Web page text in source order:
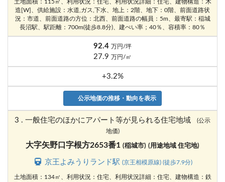
土地面積：115㎡、利用状況：住宅、利用状況詳細：住宅、建物構造：木
造[W]、供給施設：水道,ガス,下水、地上：2階、地下：0階、前面道路状
況：市道、前面道路の方位：北西、前面道路の幅員：5m、最寄駅：稲城
長沼駅、駅距離：700m(徒歩8.8分)、建ぺい率；40％、容積率：80％
92.4 万円/坪
27.9 万円/㎡
+3.2%
公示地価の推移・動向を表示
3 . 一般住宅のほかにアパート等が見られる住宅地域
(公示
地価)
大字矢野口字根方2653番1 (稲城市) (用途地域 住宅地)
京王よみうりランド駅 (京王相模原線) (徒歩7.9分)
土地面積：134㎡、利用状況：住宅、利用状況詳細：住宅、建物構造：鉄